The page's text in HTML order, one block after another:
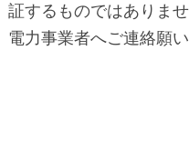
証するものではありま
電力事業者へご連絡願い